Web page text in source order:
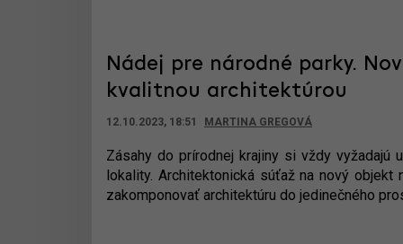
Nádej pre národné parky.
kvalitnou architektúrou
12.10.2023, 18:51 MARTINA GREGOVÁ
Zásahy do prírodnej krajiny si vždy vyžadajú
lokality. Architektonická súťaž na nový objekt
zakomponovať architektúru do jedinečného